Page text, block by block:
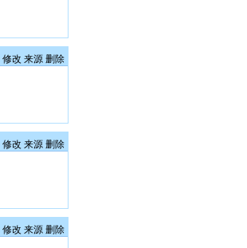
修改 来源 删除
修改 来源 删除
修改 来源 删除